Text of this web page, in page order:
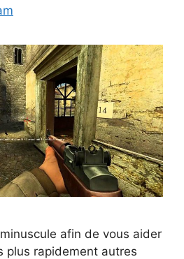
afin de vous aider
plus rapidement autres